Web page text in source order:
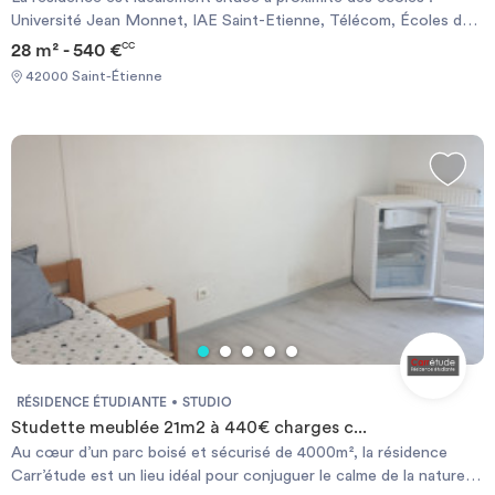
Université Jean Monnet, IAE Saint-Etienne, Télécom, Écoles des
Mines. Les transports en communs seront accessibles en un rien
de temps, Tramway à 5mn à pied. Tu pourras te changer les idées
incluses : tout inclus Les options de la résidence : Internet
illimité, ménage du logement 2X par mois, petit déjeuner, salle de
fitness, Accès sécurisé, espace Co-working, responsable de site,
salle de détente, local vélo, Animation et évènement, réception
28 m² - 540 €CC
42000 Saint-Étienne
RÉSIDENCE ÉTUDIANTE STUDIO
Studette meublée 21m2 à 440€ charges c...
Au cœur d’un parc boisé et sécurisé de 4000m², la résidence
Carr’étude est un lieu idéal pour conjuguer le calme de la nature